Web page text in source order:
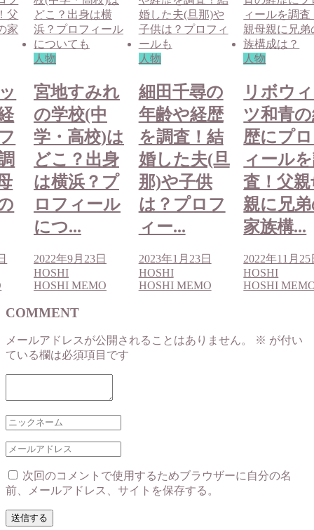
人物
宮地すみれ
の学校(中
学・高校)は
どこ？出身
は横浜？プ
ロフィール
につ...
2022年9月23日
HOSHI
HOSHI MEMO
人物
細田千尋の
年齢や経歴
を調査！結
婚した夫(旦
那)や子供
は？プロフ
ィー...
2023年1月23日
HOSHI
HOSHI MEMO
人物
リボウ
ツ和青
歴にプ
ィール
査！父
親に兄
家族構...
2022年11月25
HOSHI
HOSHI
COMMENT
メールアドレスが公開されることはありません。 ※ が付い
ている欄は必須項目です
次回のコメントで使用するためブラウザーに自分の名
前、メールアドレス、サイトを保存する。